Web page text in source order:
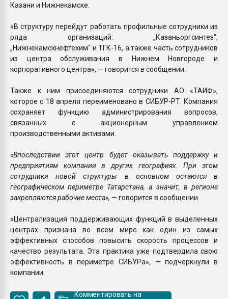
Казани и Нижнекамске.
«В структуру перейдут работать профильные сотрудники из
ряда организаций: „Казаньоргсинтез“,
„Нижнекамскнефтехим“ и ТГК-16, а также часть сотрудников
из центра обслуживания в Нижнем Новгороде и
корпоративного центра», — говорится в сообщении.
Также к ним присоединяются сотрудники АО «ТАИФ»,
которое с 18 апреля переименовано в СИБУР-РТ. Компания
сохраняет функцию администрирования вопросов,
связанных с акционерным управлением
производственными активами.
«Впоследствии этот центр будет оказывать поддержку и
предприятиям компании в других географиях. При этом
сотрудники новой структуры в основном остаются в
географическом периметре Татарстана, а значит, в регионе
закрепляются рабочие места», — говорится в сообщении.
«Централизация поддерживающих функций в выделенных
центрах признана во всем мире как один из самых
эффективных способов повысить скорость процессов и
качество результата. Эта практика уже подтвердила свою
эффективность в периметре СИБУРа», — подчеркнули в
компании.
Комментировать на